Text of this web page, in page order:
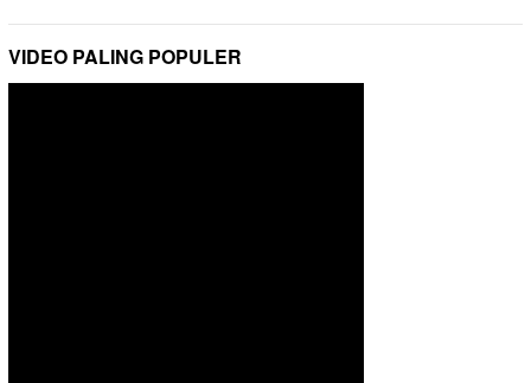
VIDEO PALING POPULER